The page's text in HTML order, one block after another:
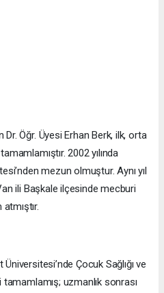
Dr. Öğr. Üyesi Erhan Berk, ilk, orta
2002 yılında
mezun olmuştur. Aynı yıl
ili Başkale ilçesinde mecburi
Çocuk Sağlığı ve
tamamlamış; uzmanlık sonrası